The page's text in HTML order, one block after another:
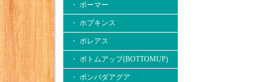
・ ボーマー
・ ホプキンス
・ ボレアス
・ ボトムアップ(BOTTOMUP)
・ ボンバダアグア